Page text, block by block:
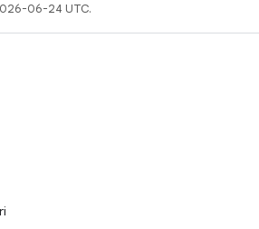
06-24 UTC.